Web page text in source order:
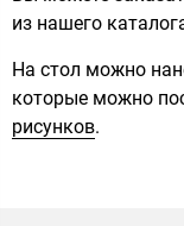
из нашего
На стол можно
которые можно
рисунков.